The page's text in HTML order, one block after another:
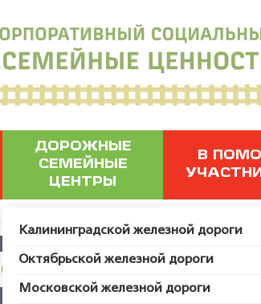
ДОРОЖНЫЕ
СЕМЕЙНЫЕ
ЦЕНТРЫ
Калининградской железной дороги
Октябрьской железной дороги
Московской железной дороги
В
пользователя с ID 52296.